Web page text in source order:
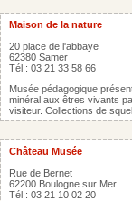
Maison de la nature
20 place de l'abbaye
62380 Samer
Tél : 03 21 33 58 66
Musée pédagogique
minéral aux êtres vivants
visiteur. Collections de
Château Musée
Rue de Bernet
62200 Boulogne sur Mer
Tél : 03 21 10 02 20